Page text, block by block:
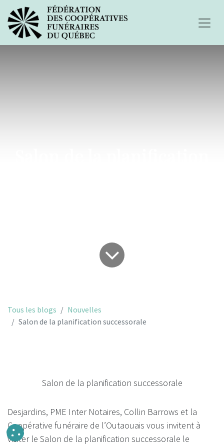
Tous les blogs
Nouvelles
Salon de la planification successorale
Salon de la planification successorale
Desjardins, PME Inter Notaires, Collin Barrows et la
Coopérative funéraire de l’Outaouais vous invitent à
visiter le Salon de la planification successorale le